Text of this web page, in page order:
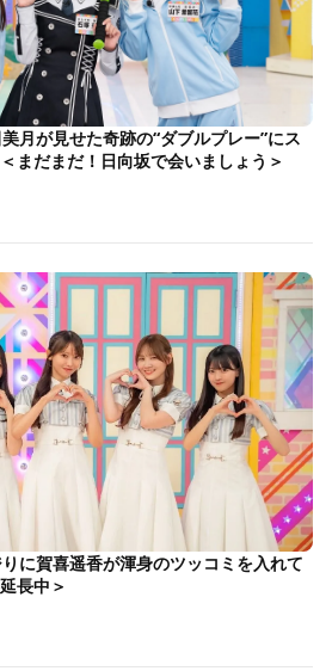
月が見せた奇跡の“ダブルプレー”にス
まだまだ！日向坂で会いましょう＞
に賀喜遥香が渾身のツッコミを入れて
長中＞